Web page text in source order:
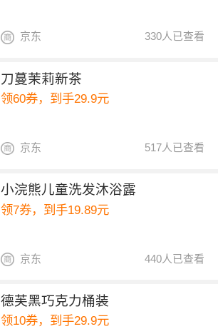
330人已查看
京东
刀蔓茉莉新茶
领60券，到手29.9元
517人已查看
京东
小浣熊儿童洗发沐浴露
领7券，到手19.89元
440人已查看
京东
德芙黑巧克力桶装
领10券，到手29.9元